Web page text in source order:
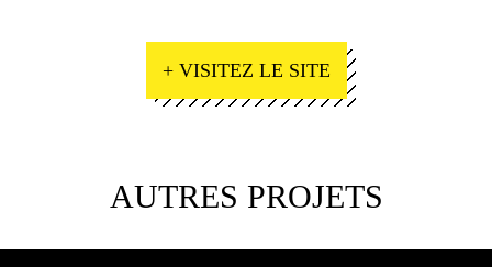
+ VISITEZ LE SITE
AUTRES PROJETS